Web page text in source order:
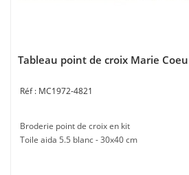
Tableau point de croix Marie
MC1972-4821
Broderie point de croix en kit
Toile aida 5.5 blanc - 30x40 cm